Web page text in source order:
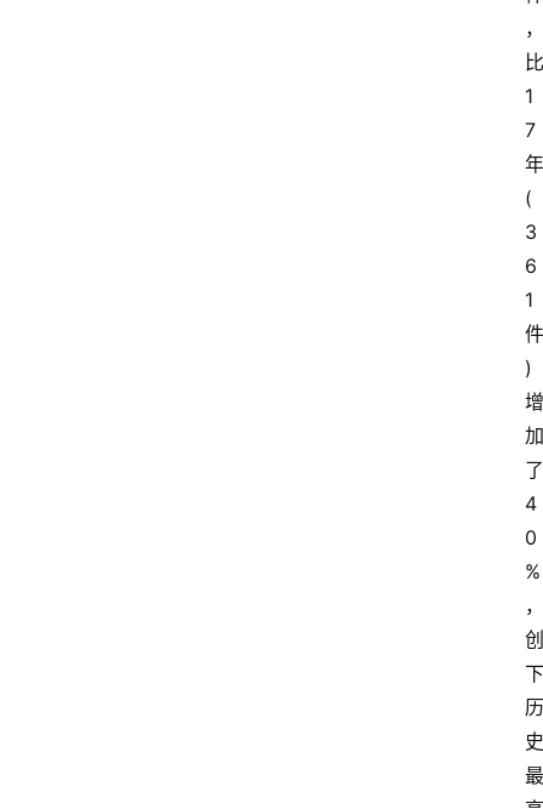
，
比
1
7
年
(
3
6
1
件
)
增
加
了
4
0
%
，
创
下
历
史
最